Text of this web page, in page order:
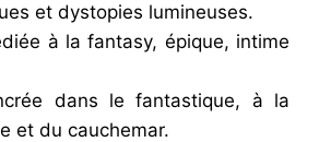
et dystopies lumineuses.
à la fantasy, épique, intime
dans le fantastique, à la
et du cauchemar.